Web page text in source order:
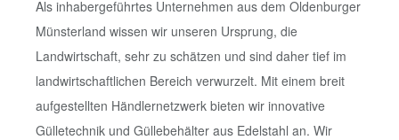
Als inhabergeführtes Unternehmen aus dem Oldenburger
Münsterland wissen wir unseren Ursprung, die
Landwirtschaft, sehr zu schätzen und sind daher tief im
landwirtschaftlichen Bereich verwurzelt. Mit einem breit
aufgestellten Händlernetzwerk bieten wir innovative
Gülletechnik und Güllebehälter aus Edelstahl an. Wir